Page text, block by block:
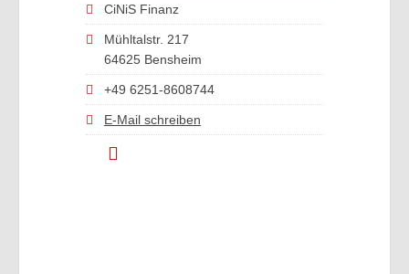
CiNiS Finanz
Mühltalstr. 217
64625 Bensheim
+49 6251-8608744
E-Mail schreiben